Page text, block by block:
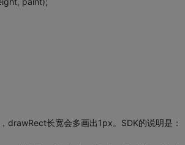
drawRect长宽会多画出1px。SDK的说明是：